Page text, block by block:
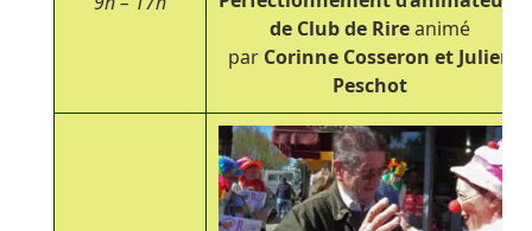
de Club de Rireanimé
par Corinne Cosseron et Julien
Peschot